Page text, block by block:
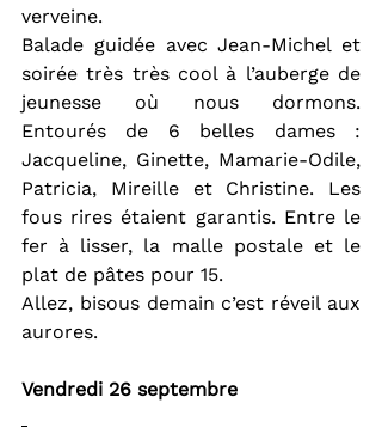
verveine.
Balade guidée avec Jean-Michel et
soirée très très cool à l’auberge de
jeunesse où nous dormons.
Entourés de 6 belles dames :
Jacqueline, Ginette, Mamarie-Odile,
Patricia, Mireille et Christine. Les
fous rires étaient garantis. Entre le
fer à lisser, la malle postale et le
plat de pâtes pour 15.
Allez, bisous demain c’est réveil aux
aurores.
Vendredi 26 septembre